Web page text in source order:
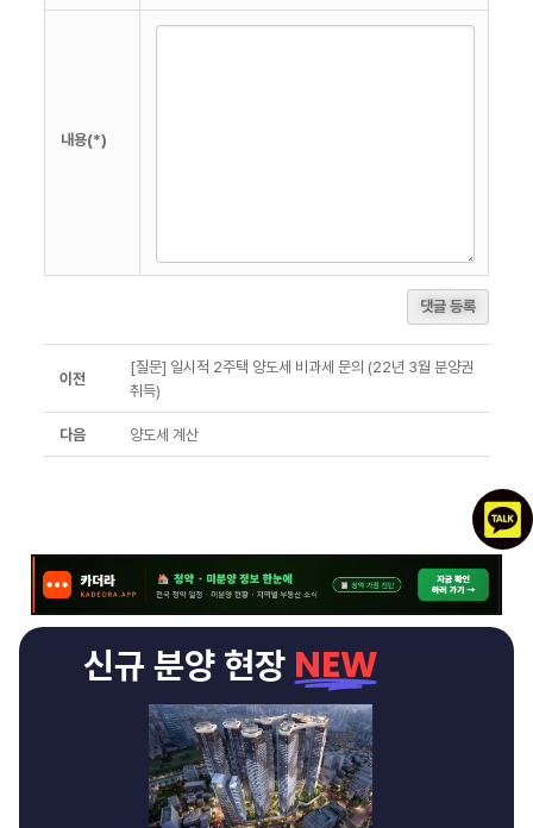
내용(*)
댓글 등록
이전
[질문] 일시적 2주택 양도세 비과세 문의 (22년 3월 분양권
취득)
다음 양도세 계산
신규 분양 현장 NEW